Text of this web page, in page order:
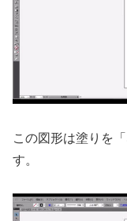
この図形は塗りを
す。